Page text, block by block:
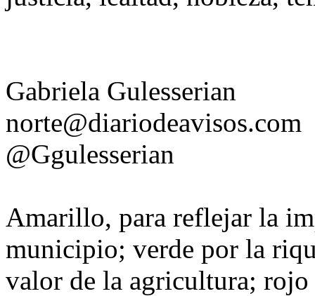
Gabriela Gulesserian
norte@diariodeavisos.com
@Ggulesserian
Amarillo, para reflejar la
municipio; verde por la
valor de la agricultura; rojo